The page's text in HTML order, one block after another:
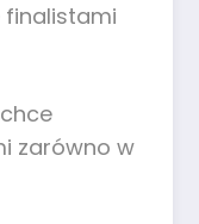
finalistami
zarówno w